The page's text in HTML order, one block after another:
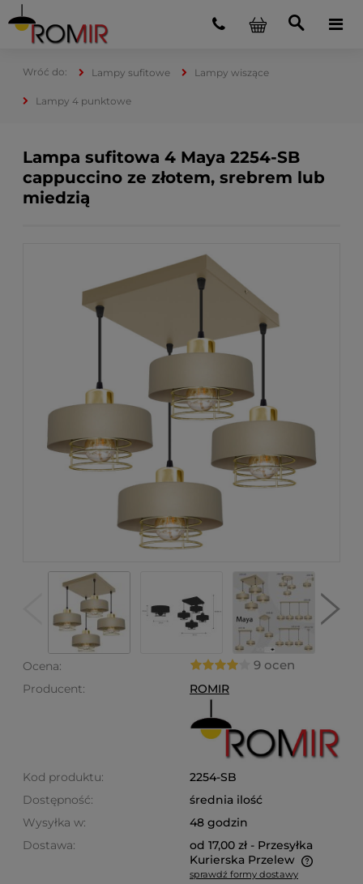
Lampy sufitowe Lampy wiszące
Lampy 4 punktowe
Lampa sufitowa 4 Maya 2254-SB
cappuccino ze złotem, srebrem lub
miedzią
Ocena: 9 ocen
Producent: ROMIR
Kod produktu:
2254-SB
Dostępność:
średnia ilość
Wysyłka w:
48 godzin
Dostawa:
od 17,00 zł - Przesyłka
Kurierska Przelew
Cena nie zawiera ewentualnych kosztów płatności
sprawdź formy dostawy